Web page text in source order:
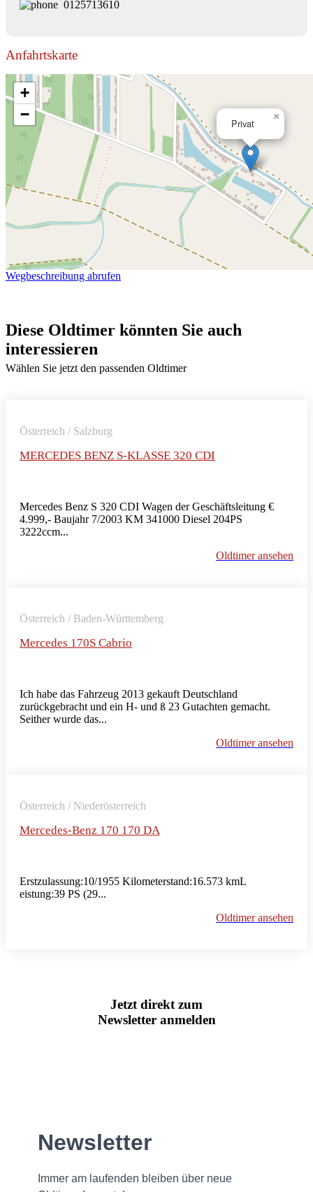
0125713610
Anfahrtskarte
Privat
×
+
−
Wegbeschreibung abrufen
Diese Oldtimer könnten Sie auch
interessieren
Wählen Sie jetzt den passenden Oldtimer
Österreich / Salzburg
MERCEDES BENZ S-KLASSE 320 CDI
Mercedes Benz S 320 CDI Wagen der Geschäftsleitung €
4.999,- Baujahr 7/2003 KM 341000 Diesel 204PS
3222ccm...
Oldtimer ansehen
Österreich / Baden-Württemberg
Mercedes 170S Cabrio
Ich habe das Fahrzeug 2013 gekauft Deutschland
zurückgebracht und ein H- und ß 23 Gutachten gemacht.
Seither wurde das...
Oldtimer ansehen
Österreich / Niederösterreich
Mercedes-Benz 170 170 DA
Erstzulassung:10/1955 Kilometerstand:16.573 kmL
eistung:39 PS (29...
Oldtimer ansehen
Jetzt direkt zum
Newsletter anmelden